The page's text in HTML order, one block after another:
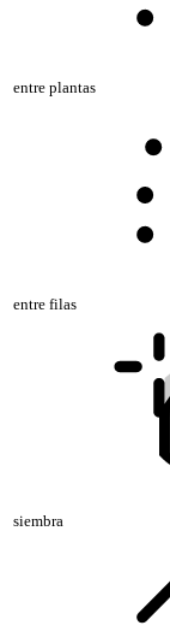
entre plantas
entre filas
siembra